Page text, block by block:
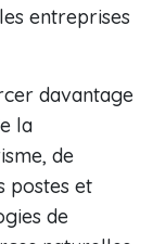
entreprises
davantage
la
de
postes et
de